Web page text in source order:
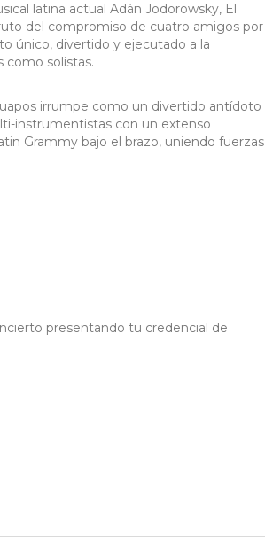
latina actual Adán Jodorowsky, El
del compromiso de cuatro amigos por
único, divertido y ejecutado a la
como solistas.
irrumpe como un divertido antídoto
instrumentistas con un extenso
Grammy bajo el brazo, uniendo fuerzas
presentando tu credencial de